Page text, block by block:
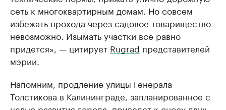
сеть к многоквартирным домам. Но совсем
избежать прохода через садовое товарищество
невозможно. Изымать участки все равно
придется», — цитирует Rugrad представителей
мэрии.
Напомним, продление улицы Генерала
Толстикова в Калининграде, запланированное с